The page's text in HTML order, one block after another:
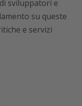
sviluppatori e
su queste
e servizi